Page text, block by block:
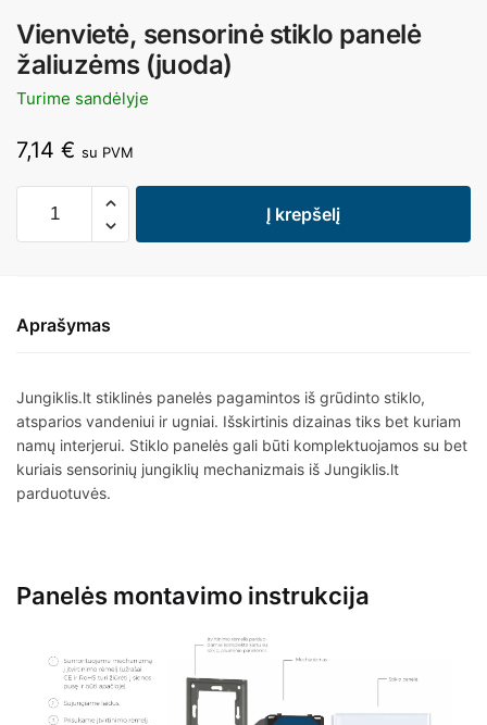
Vienvietė, sensorinė stiklo panelė
žaliuzėms (juoda)
Turime sandėlyje
7,14 € su PVM
Į krepšelį
Aprašymas
Jungiklis.lt stiklinės panelės pagamintos iš grūdinto stiklo,
atsparios vandeniui ir ugniai. Išskirtinis dizainas tiks bet kuriam
namų interjerui. Stiklo panelės gali būti komplektuojamos su bet
kuriais sensorinių jungiklių mechanizmais iš Jungiklis.lt
parduotuvės.
Panelės montavimo instrukcija